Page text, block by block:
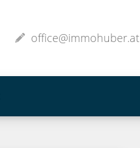
office@immohuber.at